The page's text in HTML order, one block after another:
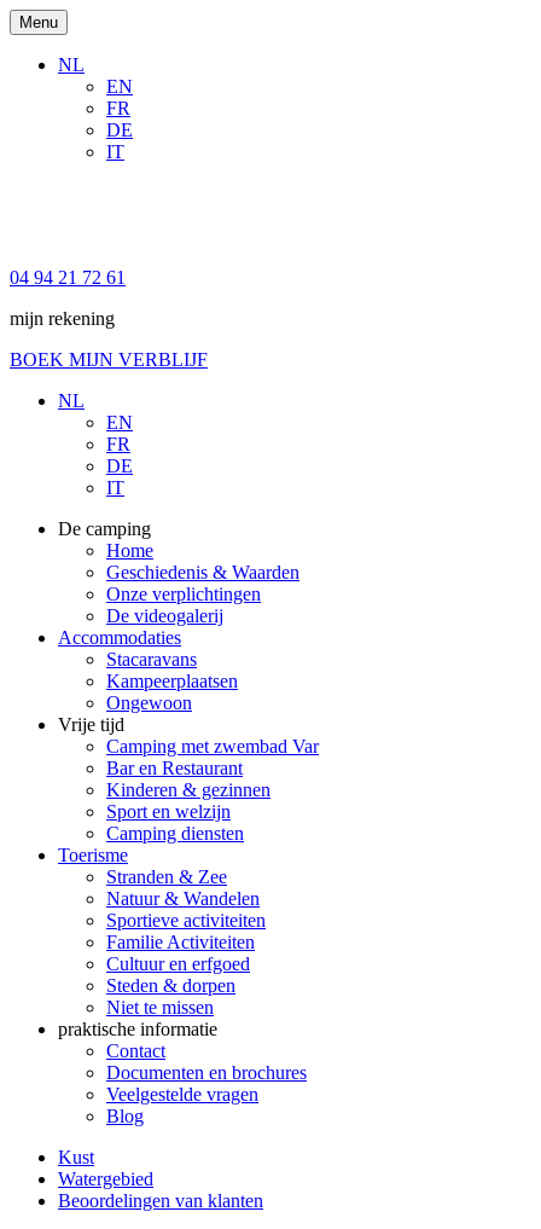
Menu
NL
EN
FR
DE
IT
04 94 21 72 61
mijn rekening
BOEK MIJN VERBLIJF
NL
EN
FR
DE
IT
De camping
Home
Geschiedenis & Waarden
Onze verplichtingen
De videogalerij
Accommodaties
Stacaravans
Kampeerplaatsen
Ongewoon
Vrije tijd
Camping met zwembad Var
Bar en Restaurant
Kinderen & gezinnen
Sport en welzijn
Camping diensten
Toerisme
Stranden & Zee
Natuur & Wandelen
Sportieve activiteiten
Familie Activiteiten
Cultuur en erfgoed
Steden & dorpen
Niet te missen
praktische informatie
Contact
Documenten en brochures
Veelgestelde vragen
Blog
Kust
Watergebied
Beoordelingen van klanten